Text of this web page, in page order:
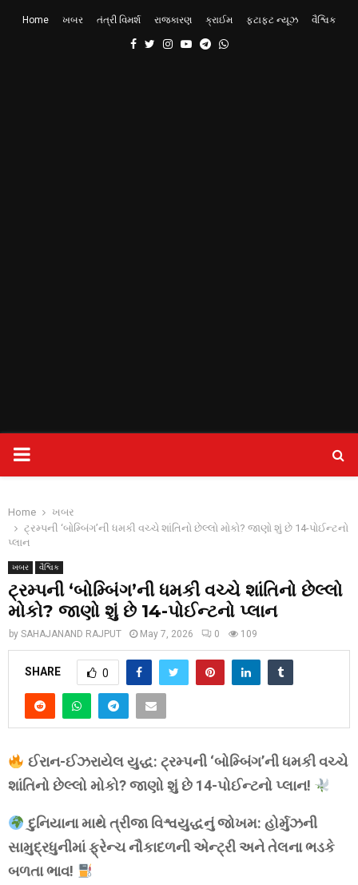
Home ખબર તંત્રી વિમર્શ રાજકારણ ક્રાઈમ ફટાફટ ન્યૂઝ વૈશ્વિક
Facebook
TwitterInstagram
YoutubeTelegram
Whatsapp
PRIMARY
Home
ખબર
ટ્રમ્પની ‘બોમ્બિંગ’ની ધમકી વચ્ચે શાંતિનો છેલ્લો મોકો? જાણો શું છે 14-પોઈન્ટનો
પ્લાન
ખબર વૈશ્વિક
ટ્રમ્પની ‘બોમ્બિંગ’ની ધમકી વચ્ચે શાંતિનો છેલ્લો
મોકો? જાણો શું છે 14-પોઈન્ટનો પ્લાન
by SAHAJANAND RAJPUT May 7, 2026 0 109
SHARE 0
ઈરાન-ઈઝરાયેલ યુદ્ધ: ટ્રમ્પની ‘બોમ્બિંગ’ની ધમકી વચ્ચે
શાંતિનો છેલ્લો મોકો? જાણો શું છે 14-પોઈન્ટનો પ્લાન!
દુનિયાના માથે ત્રીજા વિશ્વયુદ્ધનું જોખમ: હોર્મુઝની
સામુદ્રધુનીમાં ફ્રેન્ચ નૌકાદળની એન્ટ્રી અને તેલના ભડકે
બળતા ભાવ!